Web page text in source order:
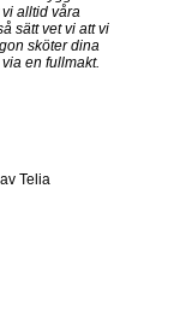
alltid våra
sätt vet vi att vi
sköter dina
en fullmakt.
Telia